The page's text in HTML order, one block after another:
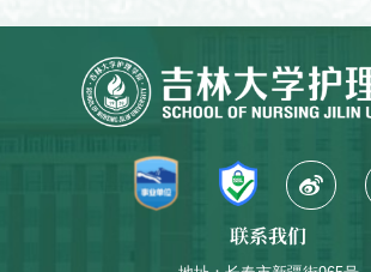
联系我们